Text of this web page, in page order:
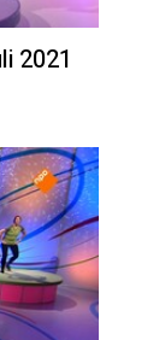
2021